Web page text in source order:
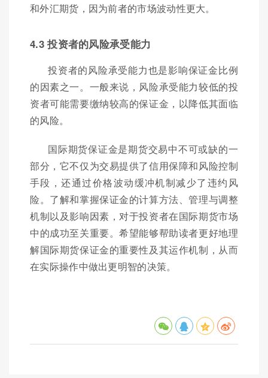
和外汇期货，因为前者的市场波动性更大。
4.3 投资者的风险承受能力
投资者的风险承受能力也是影响保证金比例
的因素之一。一般来说，风险承受能力较低的投
资者可能需要缴纳较高的保证金，以降低其面临
的风险。
国际期货保证金是期货交易中不可或缺的一
部分，它不仅为交易提供了信用保障和风险控制
手段，还通过价格波动缓冲机制减少了违约风
险。了解和掌握保证金的计算方法、管理与调整
机制以及影响因素，对于投资者在国际期货市场
中的成功至关重要。希望能够帮助读者更好地理
解国际期货保证金的重要性及其运作机制，从而
在实际操作中做出更明智的决策。